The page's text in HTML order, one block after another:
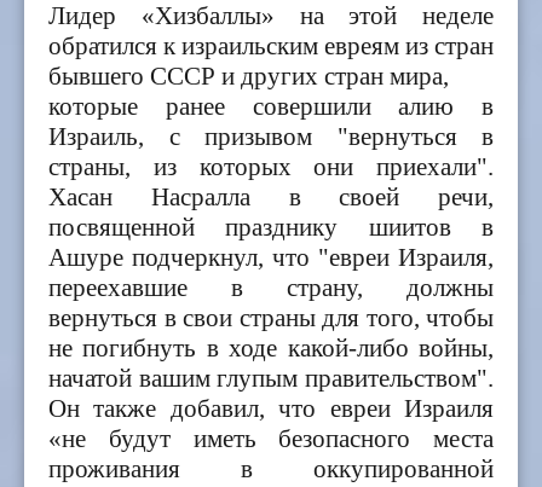
Лидер «Хизбаллы» на этой неделе
обратился к израильским евреям из стран
бывшего СССР и других стран мира,
которые ранеесовершили алию в
Израиль, с призывом "вернуться в
страны, из которых они приехали".
Хасан Насралла в своей речи,
посвященной празднику шиитов в
Ашуре подчеркнул, что "евреи Израиля,
переехавшие в страну, должны
вернуться в свои страны для того, чтобы
не погибнуть в ходе какой-либо войны,
начатой вашим глупым правительством".
Он также добавил, что евреи Израиля
«не будут иметь безопасного места
проживания в оккупированной